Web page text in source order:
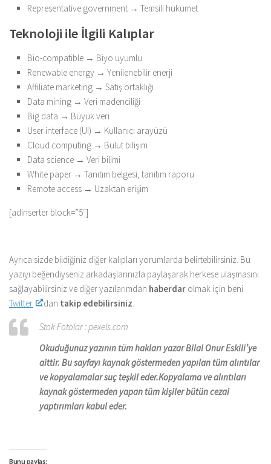
Representative government → Temsili hükümet
Teknoloji ile İlgili Kalıplar
Bio-compatible → Biyo uyumlu
Renewable energy → Yenilenebilir enerji
Affiliate marketing → Satış ortaklığı
Data mining → Veri madenciliği
Big data → Büyük veri
User interface (UI) → Kullanıcı arayüzü
Cloud computing → Bulut bilişim
Data science → Veri bilimi
White paper → Tanıtım belgesi, tanıtım raporu
Remote access → Uzaktan erişim
[adinserter block=”5″]
Ayrıca sizde bildiğiniz diğer kalıpları yorumlarda belirtebilirsiniz. Bu
yazıyı beğendiyseniz arkadaşlarınızla paylaşarak herkese ulaşmasını
sağlayabilirsiniz ve diğer yazılarımdan haberdar olmak için beni
Twitter
‘dan takip edebilirsiniz
Stok Fotolar : pexels.com
Okuduğunuz yazının tüm hakları yazar Bilal Onur Eskili’ye
aittir. Bu sayfayı kaynak göstermeden yapılan tüm alıntılar
ve kopyalamalar suç teşkil eder.Kopyalama ve alıntıları
kaynak göstermeden yapan tüm kişiler bütün cezai
yaptırımları kabul eder.
Bunu paylaş: